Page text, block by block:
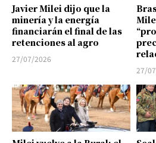
Javier Milei dijo que la
minería y la energía
financiarán el final de las
retenciones al agro
27/07/2026
27/